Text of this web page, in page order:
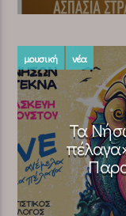
μουσική νέα
Τα